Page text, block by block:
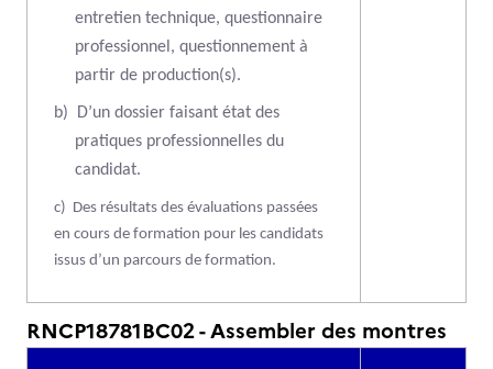
entretien technique, questionnaire
professionnel, questionnement à
partir de production(s).
b)
D’un dossier faisant état des
pratiques professionnelles du
candidat.
c) Des résultats des évaluations passées
en cours de formation pour les candidats
issus d’un parcours de formation.
RNCP18781BC02 - Assembler des montres